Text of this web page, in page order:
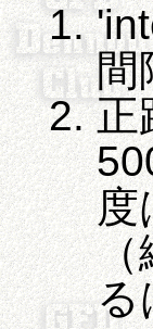
間
正
度
（
る